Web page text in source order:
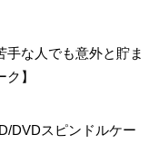
手な人でも意外と貯ま
】
DVDスピンドルケー